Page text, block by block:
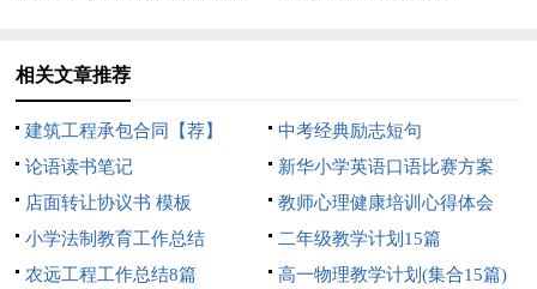
相关文章推荐
建筑工程承包合同【荐】
中考经典励志短句
论语读书笔记
新华小学英语口语比赛方案
店面转让协议书 模板
教师心理健康培训心得体会
小学法制教育工作总结
二年级教学计划15篇
农远工程工作总结8篇
高一物理教学计划(集合15篇)